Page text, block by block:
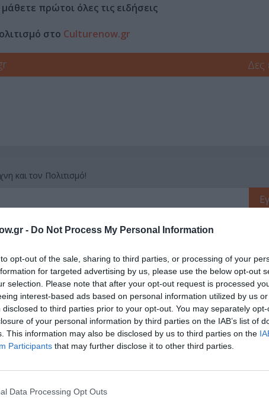
- Do Not Process My Personal Information
opt-out of the sale, sharing to third parties, or processing of your
for targeted advertising by us, please use the below opt-out
selection. Please note that after your opt-out request is processed
interest-based ads based on personal information utilized by us
disclosed to third parties prior to your opt-out. You may separately
of your personal information by third parties on the IAB’s list of
This information may also be disclosed by us to third parties on the
Participants that may further disclose it to other third parties.
Data Processing Opt Outs
μάθετε πρώτοι όλες τις ειδήσεις
στο Culturenow.gr
Δες
και τον Πολιτισμό!
Άρθρα